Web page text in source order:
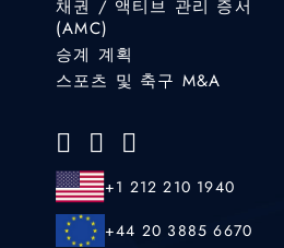
채권 / 액티브 관리 증서
(AMC)
승계 계획
스포츠 및 축구 M&A
+1 212 210 1940
+44 20 3885 6670